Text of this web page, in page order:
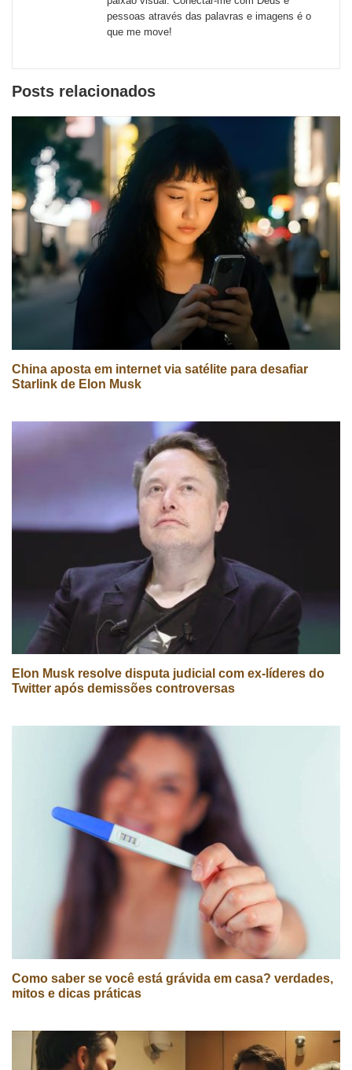
pessoas através das palavras e imagens é o
que me move!
Posts relacionados
China aposta em internet via satélite para desafiar
Starlink de Elon Musk
Elon Musk resolve disputa judicial com ex-líderes do
Twitter após demissões controversas
Como saber se você está grávida em casa? verdades,
mitos e dicas práticas